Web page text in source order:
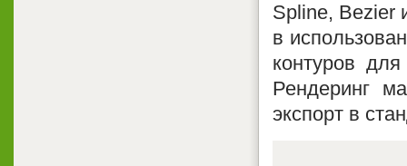
Spline, Bezier
в
контуров
Рендеринг
экспорт в